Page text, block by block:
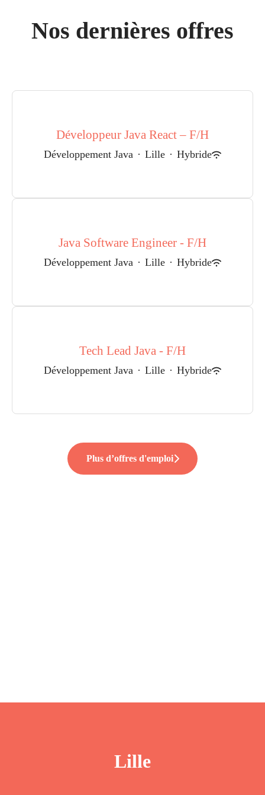
Nos dernières offres
Développeur Java React – F/H
Développement Java · Lille · Hybride
Java Software Engineer - F/H
Développement Java · Lille · Hybride
Tech Lead Java - F/H
Développement Java · Lille · Hybride
Plus d’offres d'emploi
Lille